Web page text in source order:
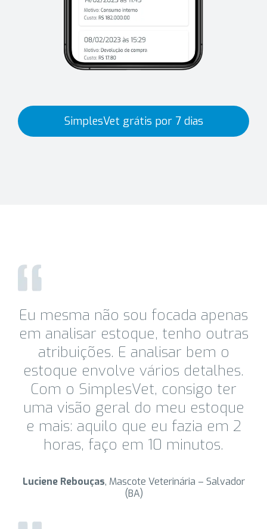
SimplesVet grátis por 7 dias
Eu mesma não sou focada apenas
em analisar estoque, tenho outras
atribuições. E analisar bem o
estoque envolve vários detalhes.
Com o SimplesVet, consigo ter
uma visão geral do meu estoque
e mais: aquilo que eu fazia em 2
horas, faço em 10 minutos.
Luciene Rebouças, Mascote Veterinária – Salvador
(BA)